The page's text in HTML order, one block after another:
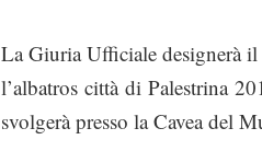
La Giuria Ufficiale designerà
l’albatros città di Palestrina
svolgerà presso la Cavea del